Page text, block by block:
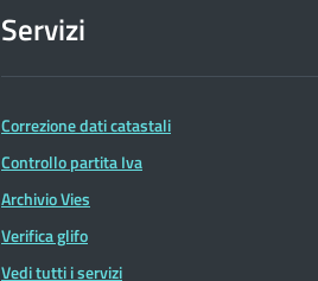
Servizi
Correzione dati catastali
Controllo partita Iva
Archivio Vies
Verifica glifo
Vedi tutti i servizi